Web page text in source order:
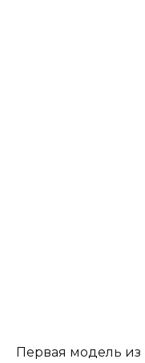
Первая модель